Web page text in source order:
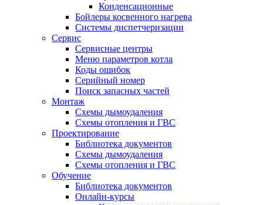
Конденсационные
Бойлеры косвенного нагрева
Системы диспетчеризации
Сервис
Сервисные центры
Меню параметров котла
Коды ошибок
Серийный номер
Поиск запасных частей
Монтаж
Схемы дымоудаления
Схемы отопления и ГВС
Проектирование
Библиотека документов
Схемы дымоудаления
Схемы отопления и ГВС
Обучение
Библиотека документов
Онлайн-курсы